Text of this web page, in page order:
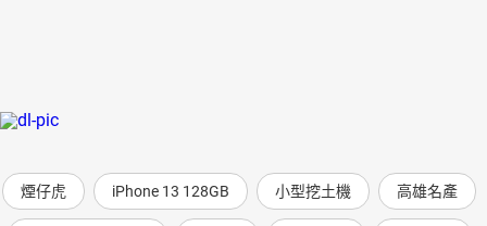
煙仔虎 iPhone 13 128GB 小型挖土機 高雄名產